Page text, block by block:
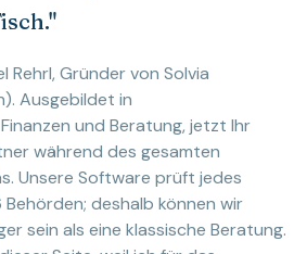
Rehrl, Gründer von Solvia
Ausgebildet in
und Beratung, jetzt Ihr
während des gesamten
Unsere Software prüft jedes
Behörden; deshalb können wir
sein als eine klassische Beratung.